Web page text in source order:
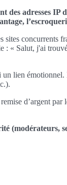
adresses IP
concurrents
: « Salut, j'ai
lien
d’argent
(modérateurs,